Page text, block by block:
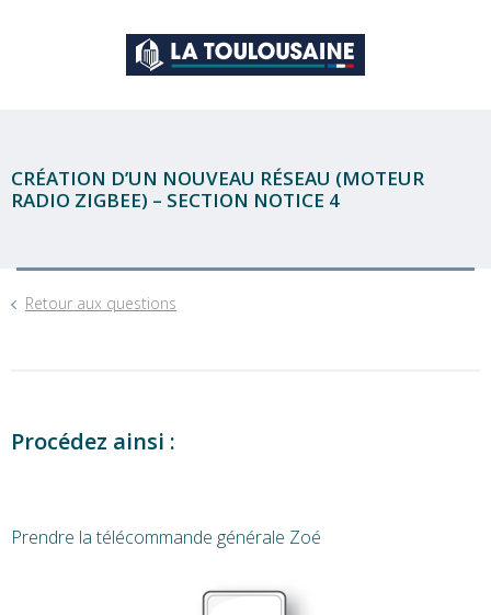
CRÉATION D’UN NOUVEAU RÉSEAU (MOTEUR
RADIO ZIGBEE) – SECTION NOTICE 4
Retour aux questions
Procédez ainsi :
Prendre la télécommande générale Zoé